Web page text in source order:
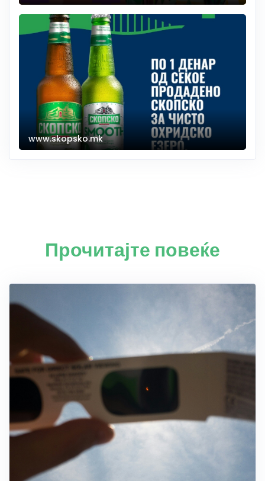
www.skopsko.mk
Прочитајте повеќе